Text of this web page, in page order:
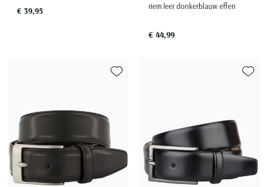
€ 39,95 riem leer donkerblauw effen
€ 44,99